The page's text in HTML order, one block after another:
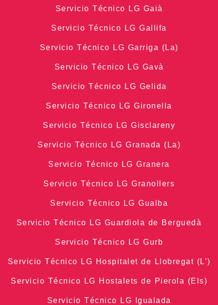
Servicio Técnico LG Gaià
Servicio Técnico LG Gallifa
Servicio Técnico LG Garriga (La)
Servicio Técnico LG Gavà
Servicio Técnico LG Gelida
Servicio Técnico LG Gironella
Servicio Técnico LG Gisclareny
Servicio Técnico LG Granada (La)
Servicio Técnico LG Granera
Servicio Técnico LG Granollers
Servicio Técnico LG Gualba
Servicio Técnico LG Guardiola de Berguedà
Servicio Técnico LG Gurb
Servicio Técnico LG Hospitalet de Llobregat (L’)
Servicio Técnico LG Hostalets de Pierola (Els)
Servicio Técnico LG Igualada